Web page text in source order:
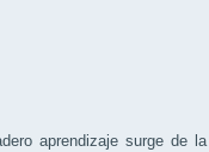
aprendizaje surge de la